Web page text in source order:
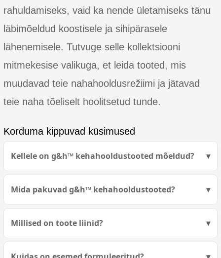
rahuldamiseks, vaid ka nende ületamiseks tänu
läbimõeldud koostisele ja sihipärasele
lähenemisele. Tutvuge selle kollektsiooni
mitmekesise valikuga, et leida tooted, mis
muudavad teie nahahooldusrežiimi ja jätavad
teie naha tõeliselt hoolitsetud tunde.
Korduma kippuvad küsimused
Kellele on g&h™ kehahooldustooted mõeldud?
Mida pakuvad g&h™ kehahooldustooted?
Millised on toote liinid?